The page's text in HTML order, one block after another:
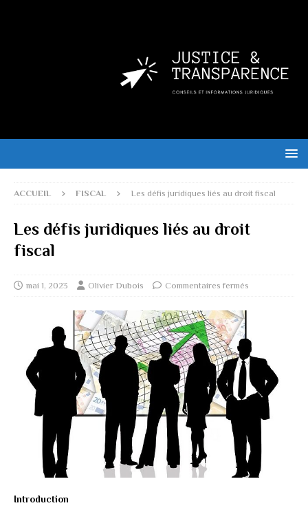
ACCUEIL FISCAL Les défis juridiques liés au droit fiscal
Les défis juridiques liés au droit
fiscal
mai 1, 2023 Olivier Dubois Commentaires fermés
Introduction